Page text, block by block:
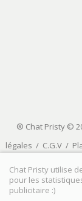
® Chat Pristy ©
légales / C.G.V/
Chat Pristy utilise
pour les
publicitaire :)